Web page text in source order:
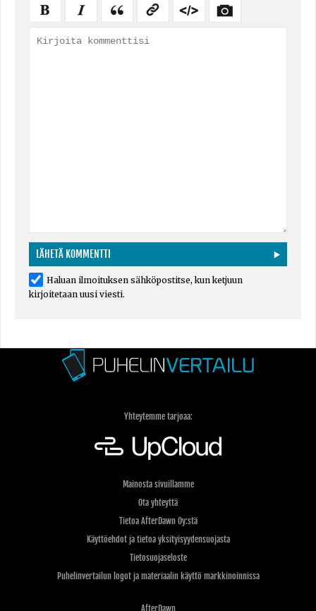
Haluan ilmoituksen sähköpostitse, kun ketjuun
kirjoitetaan uusi viesti.
Yhteytemme tarjoaa:
Mainosta sivuillamme
Ota yhteyttä
Tietoa AfterDawn Oy:stä
Käyttöehdot ja tietoa yksityisyydensuojasta
Tietosuojaseloste
Puhelinvertailun logot ja materiaalin käyttö markkinoinnissa
AfterDawn